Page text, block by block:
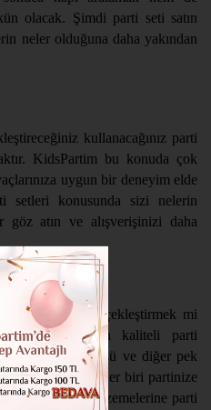
olacak. Şimdi parti seti satın
neler olduğuna daha yakından
kullanacağınız parti
KidsPartim bu konuda çok
uygun bir deneyim elde
setleri konusunda sizi nelerin
göz atın ve alışverişinizi daha
hazırlığı gerçekleştirmek mi
de tercihiniz en kaliteli parti
bardak, parti süsü ve diğer pek
Her biri partinize
günü parti malzemelerine parti